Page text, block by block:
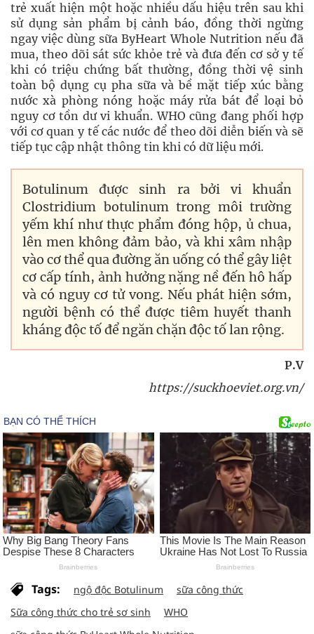
trẻ xuất hiện một hoặc nhiều dấu hiệu trên sau khi
sử dụng sản phẩm bị cảnh báo, đồng thời ngừng
ngay việc dùng sữa ByHeart Whole Nutrition nếu đã
mua, theo dõi sát sức khỏe trẻ và đưa đến cơ sở y tế
khi có triệu chứng bất thường, đồng thời vệ sinh
toàn bộ dụng cụ pha sữa và bề mặt tiếp xúc bằng
nước xà phòng nóng hoặc máy rửa bát để loại bỏ
nguy cơ tồn dư vi khuẩn. WHO cũng đang phối hợp
với cơ quan y tế các nước để theo dõi diễn biến và sẽ
tiếp tục cập nhật thông tin khi có dữ liệu mới.
Botulinum được sinh ra bởi vi khuẩn
Clostridium botulinum trong môi trường
yếm khí như thực phẩm đóng hộp, ủ chua,
lên men không đảm bảo, và khi xâm nhập
vào cơ thể qua đường ăn uống có thể gây liệt
cơ cấp tính, ảnh hưởng nặng nề đến hô hấp
và có nguy cơ tử vong. Nếu phát hiện sớm,
người bệnh có thể được tiêm huyết thanh
kháng độc tố để ngăn chặn độc tố lan rộng.
P.V
https://suckhoeviet.org.vn/
Tags: ngộ độc Botulinum
sữa công thức
Sữa công thức cho trẻ sơ sinh
WHO